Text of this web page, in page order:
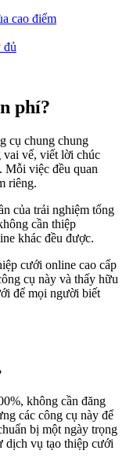
cao điểm
đủ
phí?
cụ chung chung
vai vế, viết lời chúc
Mỗi việc đều quan
riêng.
của trải nghiệm tổng
cần thiệp
khác đều được.
cưới online cao cấp
cụ này và thấy hữu
để mọi người biết
không cần đăng
các công cụ này để
bị một ngày trọng
dịch vụ tạo thiệp cưới